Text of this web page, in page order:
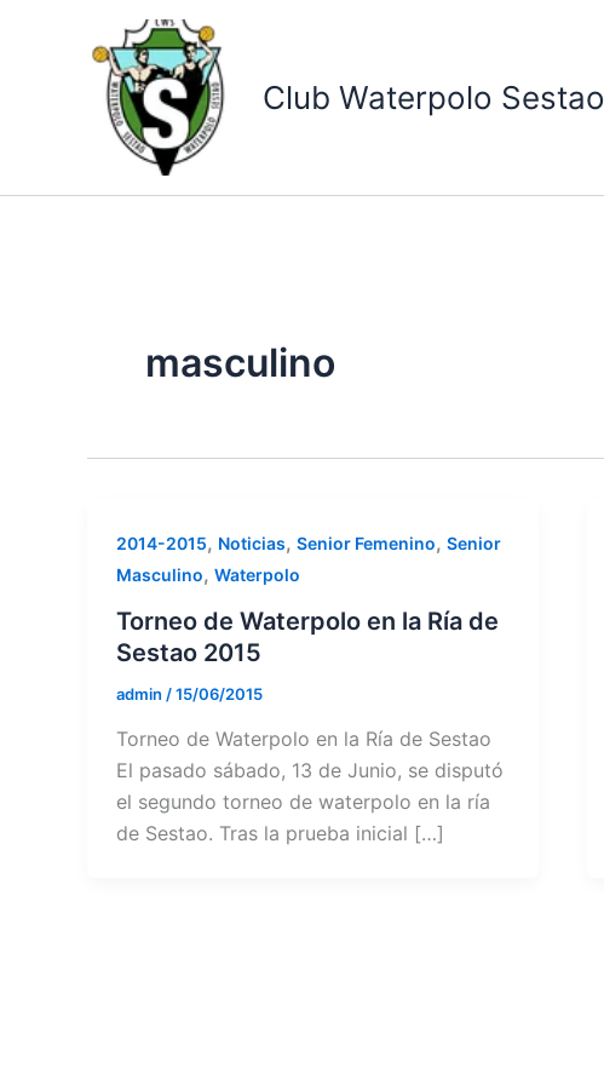
Club Waterpolo Sestao
masculino
2014-2015, Noticias, Senior Femenino, Senior
Masculino, Waterpolo
Torneo de Waterpolo en la Ría de
Sestao 2015
admin /15/06/2015
Torneo de Waterpolo en la Ría de Sestao
El pasado sábado, 13 de Junio, se disputó
el segundo torneo de waterpolo en la ría
de Sestao. Tras la prueba inicial […]